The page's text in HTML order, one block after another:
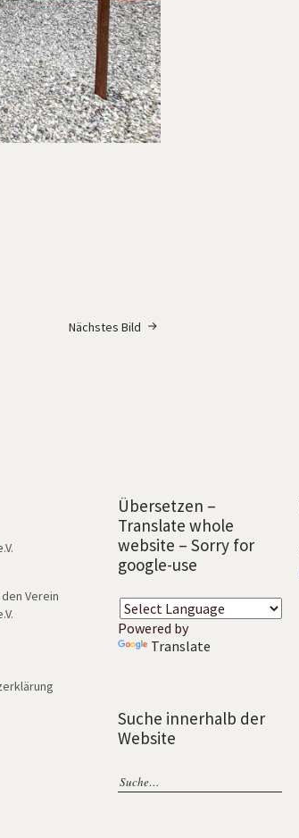
Nächstes Bild
Verein
Übersetzen –
Translate whole
website – Sorry for
google-use
Powered by
Translate
Suche innerhalb der
Website